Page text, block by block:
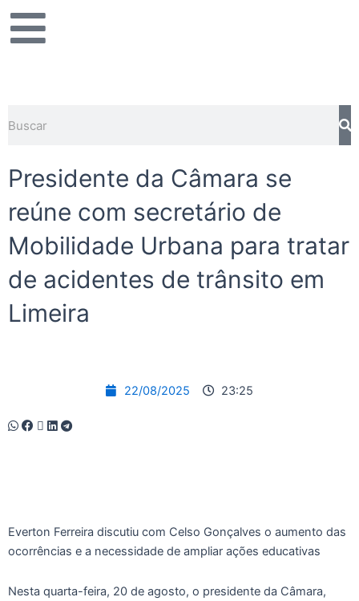
para
Presidente da Câmara se
reúne com secretário de
Mobilidade Urbana para tratar
de acidentes de trânsito em
Limeira
22/08/2025 23:25
Everton Ferreira discutiu com Celso Gonçalves o aumento das
ocorrências e a necessidade de ampliar ações educativas
Nesta quarta-feira, 20 de agosto, o presidente da Câmara,